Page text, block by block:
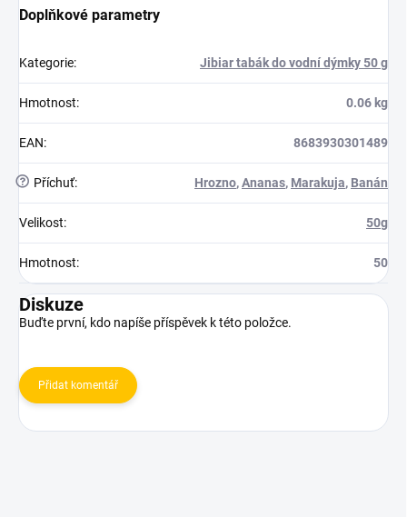
Doplňkové parametry
Kategorie: Jibiar tabák do vodní dýmky 50 g
Hmotnost: 0.06 kg
EAN: 8683930301489
? Příchuť: Hrozno,Ananas, Marakuja, Banán
Velikost: 50g
Hmotnost: 50
Diskuze
Buďte první, kdo napíše příspěvek k této položce.
Přidat komentář